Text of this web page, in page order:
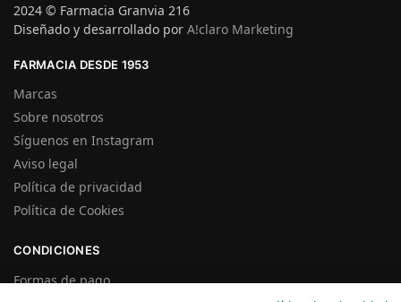
2024 © Farmacia Granvia 216
Diseñado y desarrollado por A!claro Marketing
FARMACIA DESDE 1953
Marcas
Sobre nosotros
Síguenos en Instagram
Aviso legal
Política de privacidad
Política de Cookies
CONDICIONES
Formas de pago